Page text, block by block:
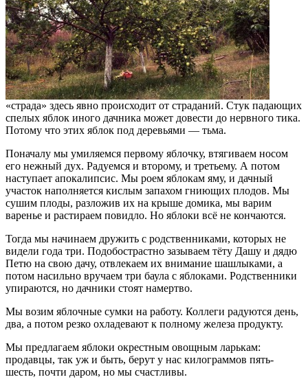
«страда» здесь явно происходит от страданий. Стук падающих
спелых яблок иного дачника может довести до нервного тика.
Потому что этих яблок под деревьями — тьма.
Поначалу мы умиляемся первому яблочку, втягиваем носом
его нежный дух. Радуемся и второму, и третьему. А потом
наступает апокалипсис. Мы роем яблокам яму, и дачный
участок наполняется кислым запахом гниющих плодов. Мы
сушим плоды, разложив их на крыше домика, мы варим
варенье и растираем повидло. Но яблоки всё не кончаются.
Тогда мы начинаем дружить с родственниками, которых не
видели года три. Подобострастно зазываем тёту Дашу и дядю
Петю на свою дачу, отвлекаем их внимание шашлыками, а
потом насильно вручаем три баула с яблоками. Родственники
упираются, но дачники стоят намертво.
Мы возим яблочные сумки на работу. Коллеги радуются день,
два, а потом резко охладевают к полному железа продукту.
Мы предлагаем яблоки окрестным овощным ларькам:
продавцы, так уж и быть, берут у нас килограммов пять-
шесть, почти даром, но мы счастливы.